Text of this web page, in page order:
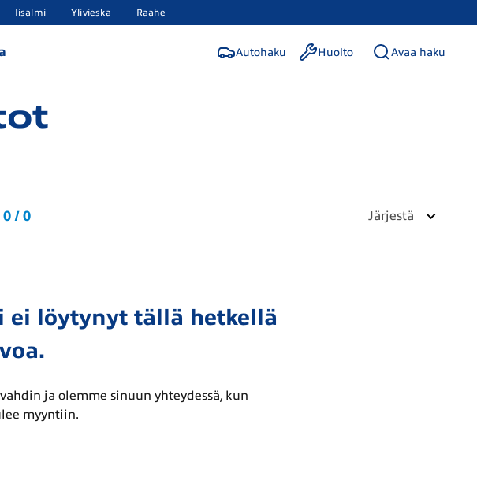
Iisalmi Ylivieska Raahe
Autohaku Huolto Avaa haku
0 / 0 Järjestä
ei löytynyt tällä hetkellä
ja olemme sinuun yhteydessä, kun
myyntiin.